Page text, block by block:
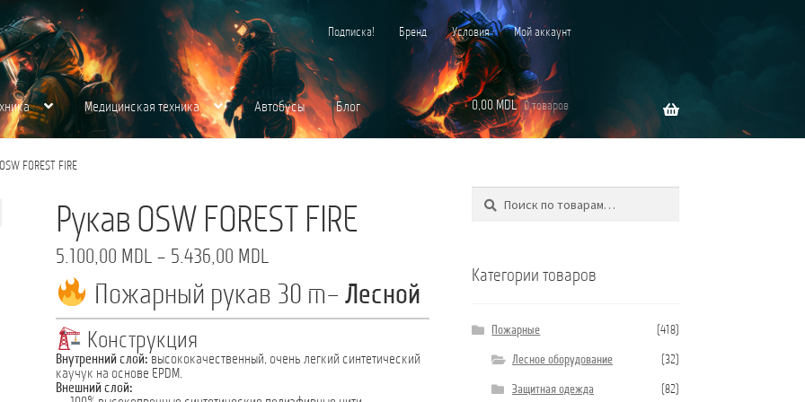
Подписка! Бренд Условия Мой аккаунт
Медицинская техника Автобусы Блог
Контакты
0,00MDL 0 товаров
FOREST FIRE
Рукав OSW FOREST FIRE
5.100,00 MDL – 5.436,00 MDLДиапазон
5.100,00 MDL
–
Пожарный рукав 30 m– Лесной
Конструкция
Внутренний слой: высококачественный, очень легкий синтетический
каучук на основе EPDM.
Внешний слой:
Искать:
Поиск
Категории товаров
Пожарные (418)
Лесное оборудование (32)
Защитная одежда (82)